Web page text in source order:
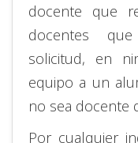
docente que
docentes
solicitud, en
equipo a un
no sea docente
Por cualquier